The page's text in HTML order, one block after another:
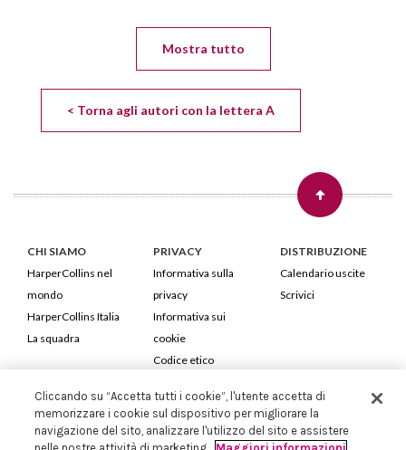
Mostra tutto
< Torna agli autori con la lettera A
CHI SIAMO
HarperCollins nel
mondo
HarperCollins Italia
La squadra
PRIVACY
Informativa sulla
privacy
Informativa sui
cookie
Codice etico
DISTRIBUZIONE
Calendario uscite
Scrivici
HarperCollins Italia S.p.A. Viale Monte Nero, 84 - 20135 Milano
Cod. Fiscale e P.IVA 05946780151 - Capitale Sociale 258.250 €
Iscritta in Milano al Registro delle imprese nr.198004 e REA nr.1051898
Cliccando su “Accetta tutti i cookie”, l'utente accetta di
memorizzare i cookie sul dispositivo per migliorare la
navigazione del sito, analizzare l'utilizzo del sito e assistere